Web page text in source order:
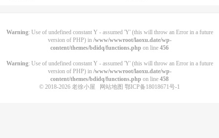
Warning: Use of undefined constant Y - assumed 'Y' (this will throw an Error in a future
version of PHP) in /www/wwwroot/laoxu.date/wp-
content/themes/bdidq/functions.php on line 456
Warning: Use of undefined constant Y - assumed 'Y' (this will throw an Error in a future
version of PHP) in /www/wwwroot/laoxu.date/wp-
content/themes/bdidq/functions.php on line 458
© 2018-2026 老徐小屋 网站地图 鄂ICP备18018671号-1